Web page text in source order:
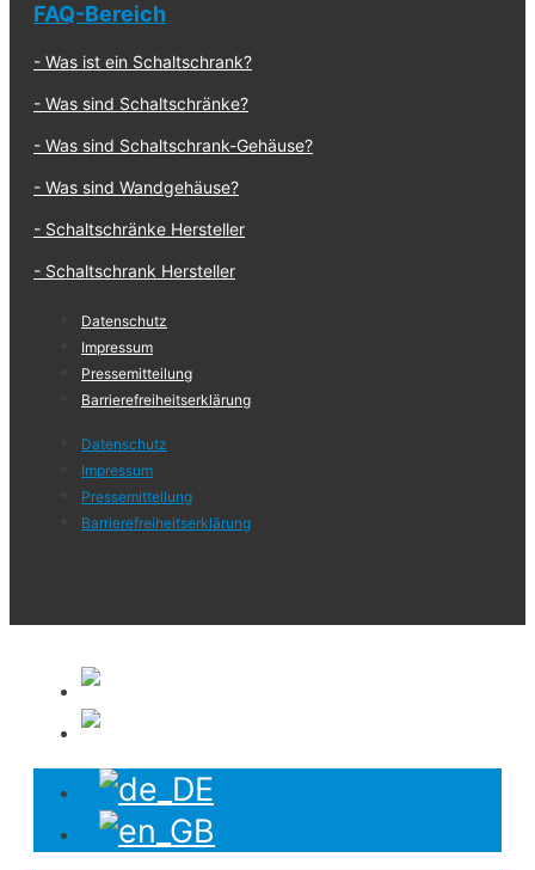
FAQ-Bereich
Was ist ein Schalt​schrank?
Was sind Schaltschränke?
Was sind Schaltschrank-Gehäuse?
Was sind Wandgehäuse?
Schaltschränke Hersteller
Schaltschrank Hersteller
Datenschutz
Impressum
Pressemitteilung
Barrierefreiheits­erklärung
Datenschutz
Impressum
Pressemitteilung
Barrierefreiheits­erklärung